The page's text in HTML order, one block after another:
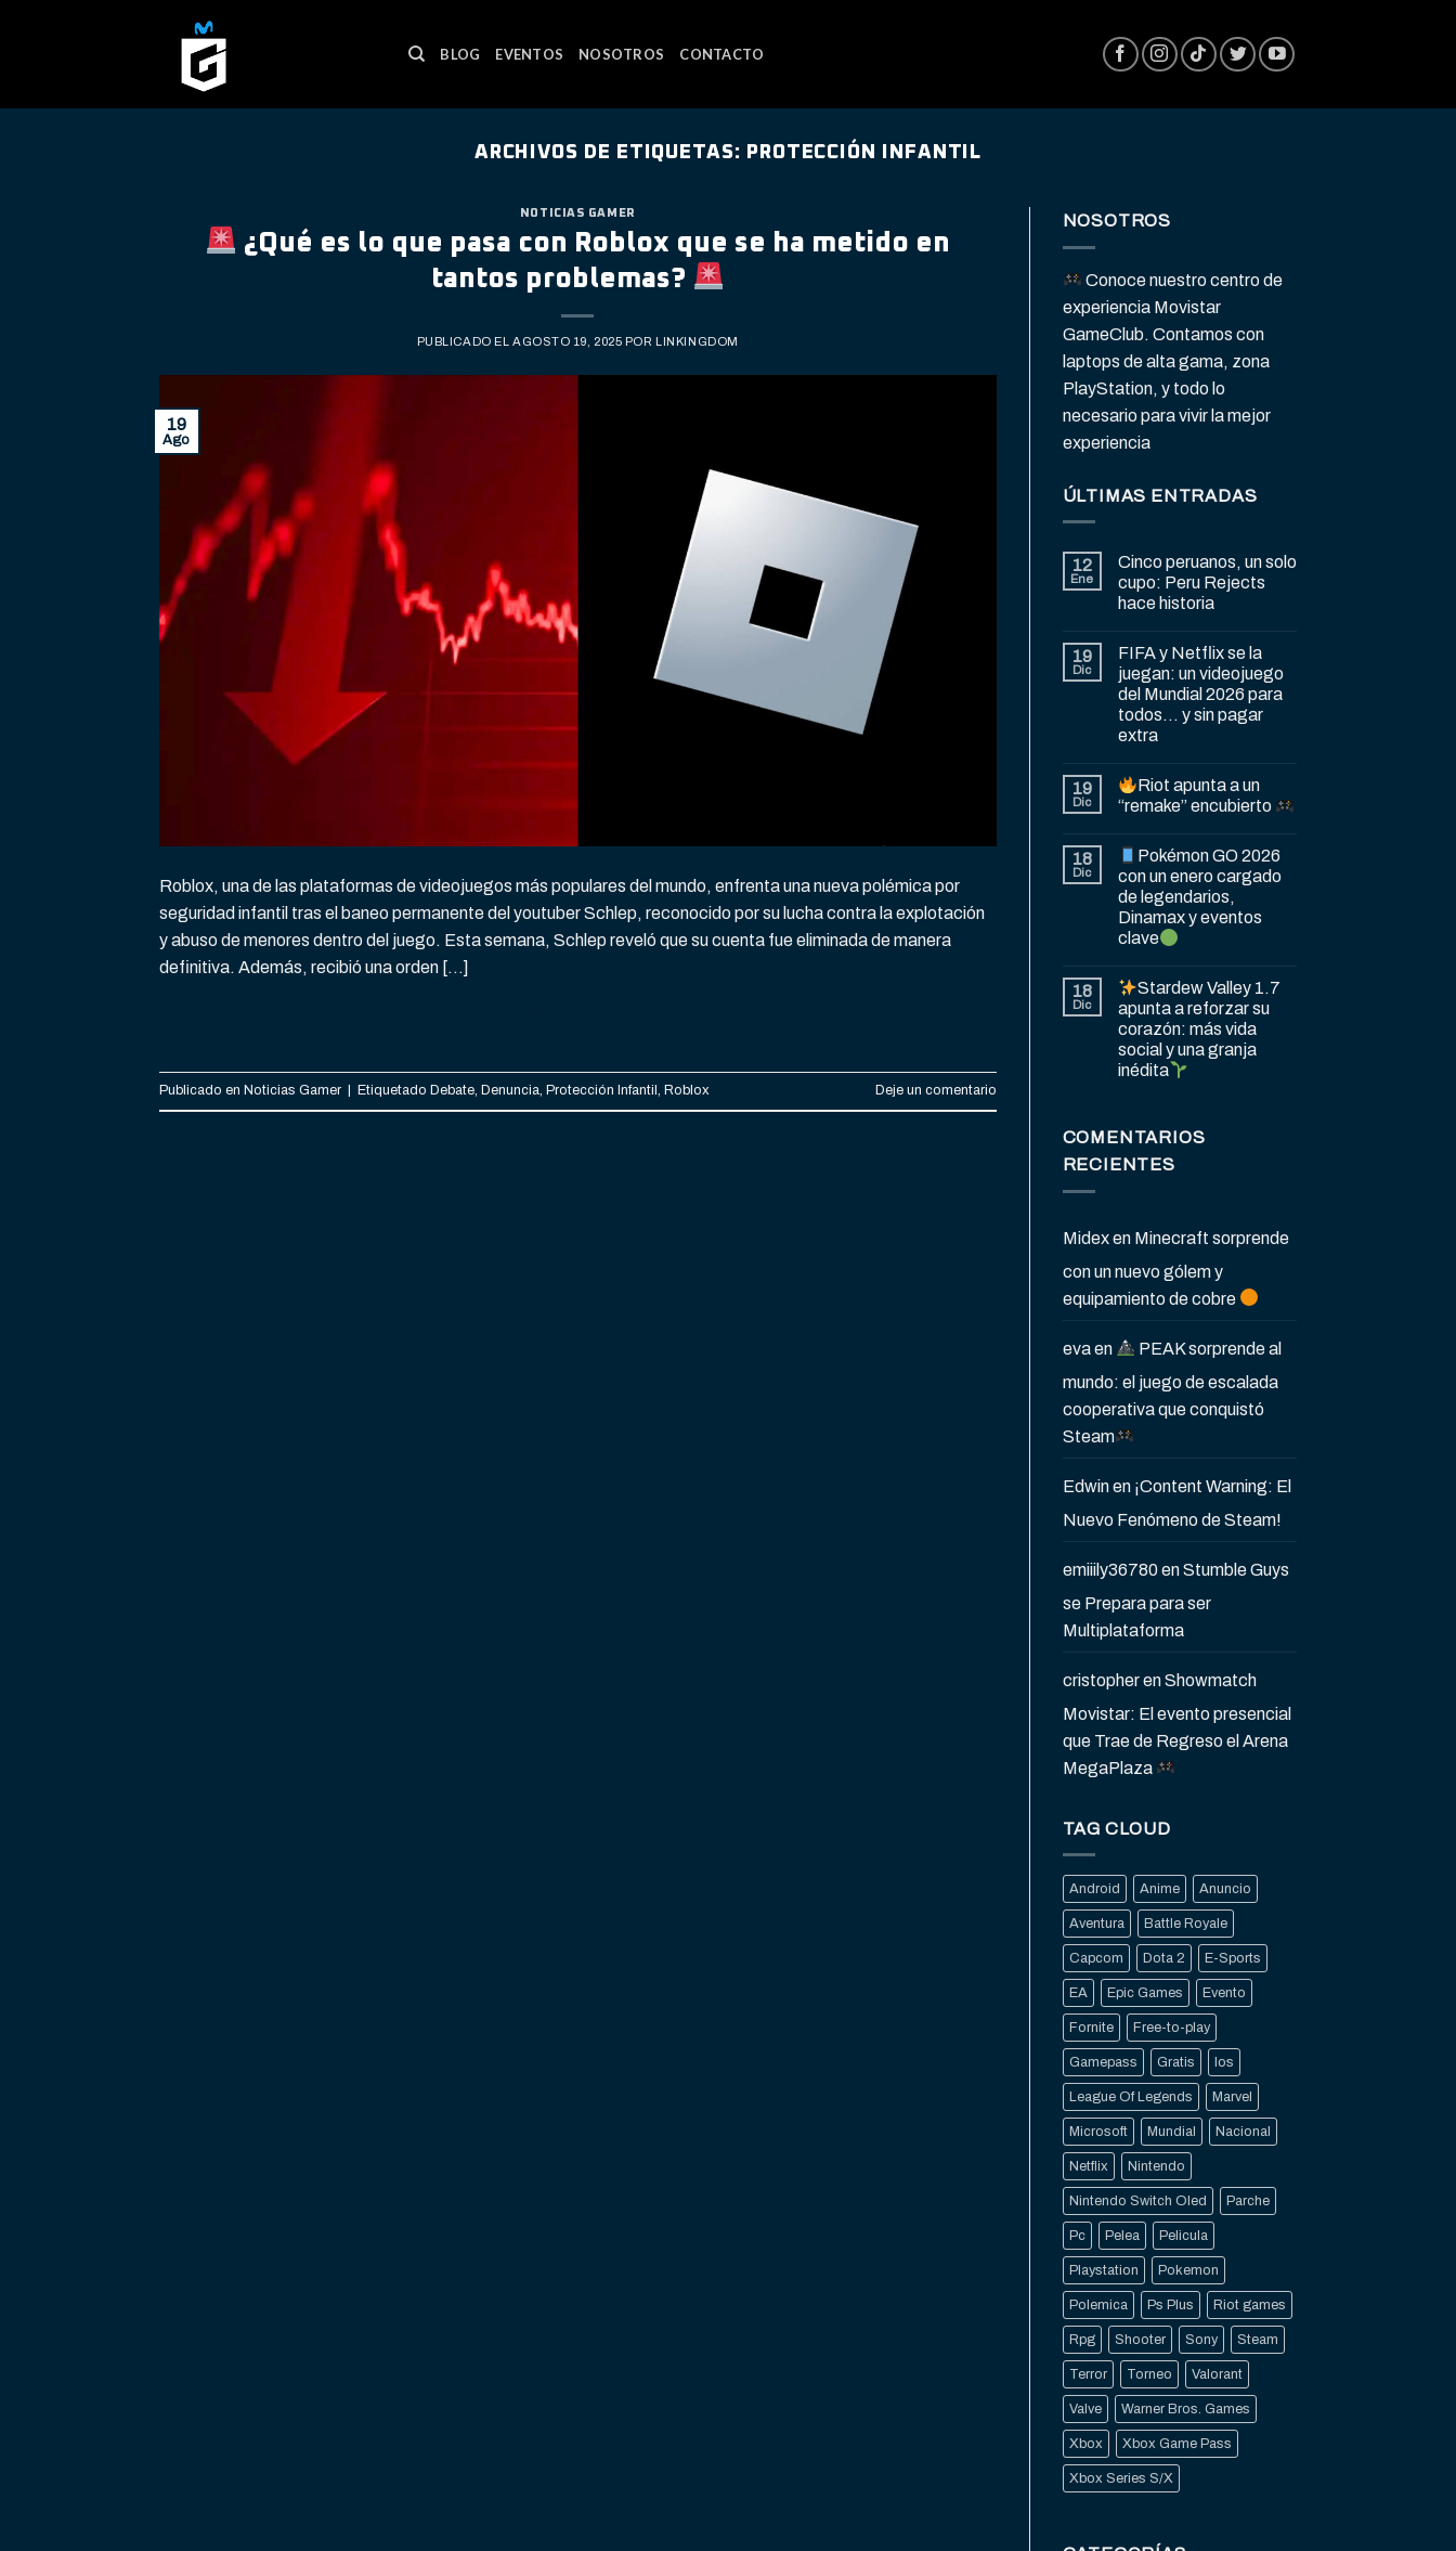
BLOG EVENTOS NOSOTROS CONTACTO
ARCHIVOS DE ETIQUETAS: PROTECCIÓN INFANTIL
NOTICIAS GAMER
¿Qué es lo que pasa con Roblox que se ha metido en
tantos problemas?
PUBLICADO EL AGOSTO 19, 2025 POR LINKINGDOM
19
Ago
Roblox, una de las plataformas de videojuegos más populares del mundo, enfrenta una nueva polémica por
seguridad infantil tras el baneo permanente del youtuber Schlep, reconocido por su lucha contra la explotación
y abuso de menores dentro del juego. Esta semana, Schlep reveló que su cuenta fue eliminada de manera
definitiva. Además, recibió una orden […]
Publicado en Noticias Gamer Etiquetado Debate, Denuncia, Protección Infantil , Roblox Deje un comentario
NOSOTROS
Conoce nuestro centro de
experiencia Movistar
GameClub. Contamos con
laptops de alta gama, zona
PlayStation, y todo lo
necesario para vivir la mejor
experiencia
ÚLTIMAS ENTRADAS
12
Ene
Cinco peruanos, un solo
cupo: Peru Rejects
hace historia
19
Dic
FIFA y Netflix se la
juegan: un videojuego
del Mundial 2026 para
todos… y sin pagar
extra
19
Dic
Riot apunta a un
“remake” encubierto
18
Dic
Pokémon GO 2026
con un enero cargado
de legendarios,
Dinamax y eventos
clave
18
Dic
Stardew Valley 1.7
apunta a reforzar su
corazón: más vida
social y una granja
inédita
COMENTARIOS
RECIENTES
Midexen Minecraft sorprende
con un nuevo gólem y
equipamiento de cobre
evaen
PEAK sorprende al
mundo: el juego de escalada
cooperativa que conquistó
Steam
Edwinen ¡Content Warning: El
Nuevo Fenómeno de Steam!
emiiily36780enStumble Guys
se Prepara para ser
Multiplataforma
cristopherenShowmatch
Movistar: El evento presencial
que Trae de Regreso el Arena
MegaPlaza
TAG CLOUD
Android Anime Anuncio
Aventura Battle Royale
Capcom Dota 2 E-Sports
EA Epic Games Evento
Fornite Free-to-play
Gamepass Gratis Ios
League Of Legends Marvel
Microsoft Mundial Nacional
Netflix Nintendo
Nintendo Switch Oled Parche
Pc Pelea Pelicula
Playstation Pokemon
Polemica Ps Plus Riot games
Rpg Shooter Sony Steam
Terror Torneo Valorant
Valve Warner Bros. Games
Xbox Xbox Game Pass
Xbox Series S/X